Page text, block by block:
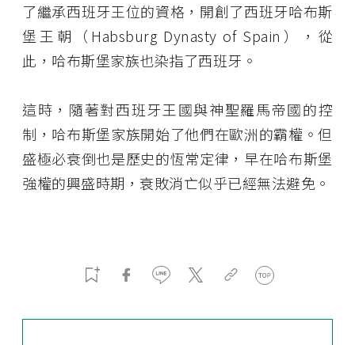
了繼承西班牙王位的資格，開創了西班牙哈布斯
堡王朝（Habsburg Dynasty of Spain），從
此，哈布斯堡家族也染指了西班牙。
這時，隨著對西班牙王國與神聖羅馬帝國的控
制，哈布斯堡家族開始了他們在歐洲的霸權。但
盛極必衰倒也是歷史的恆常定律，早在哈布斯堡
強權的興盛時期，衰敗消亡似乎已經無法避免。